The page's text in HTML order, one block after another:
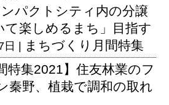
パクトシティ内の分譲
て楽しめるまち」目指す
|
まちづくり月間特集
特集2021】住友林業のフ
秦野、植栽で調和の取れ